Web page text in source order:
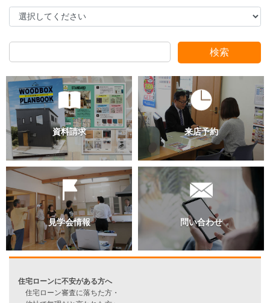
スタッフ別ブログ
過去のブログ（月別）
検索